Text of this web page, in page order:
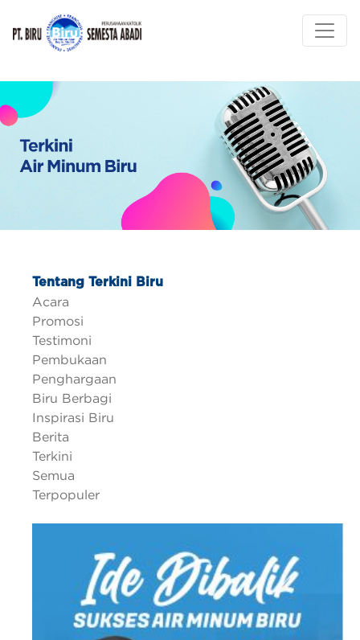
Tentang Terkini Biru
Acara
Promosi
Testimoni
Pembukaan
Penghargaan
Biru Berbagi
Inspirasi Biru
Berita
Terkini
Semua
Terpopuler